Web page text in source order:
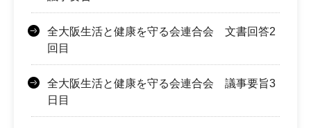
全大阪生活と健康を守る会連合会 文書回答2
回目
全大阪生活と健康を守る会連合会 議事要旨3
日目